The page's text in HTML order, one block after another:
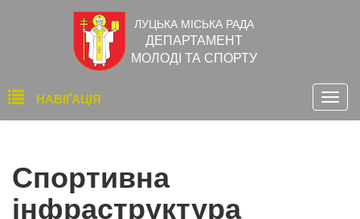
ЛУЦЬКА МІСЬКА РАДА
ДЕПАРТАМЕНТ
МОЛОДІ ТА СПОРТУ
Основна
навіґація
НАВІҐАЦІЯ
Спортивна
інфраструктура